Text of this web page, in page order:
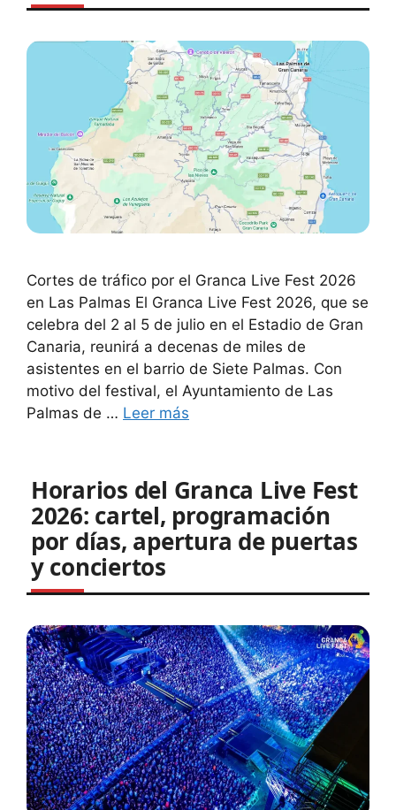
Cortes de tráfico por el Granca Live Fest 2026
en Las Palmas El Granca Live Fest 2026, que se
celebra del 2 al 5 de julio en el Estadio de Gran
Canaria, reunirá a decenas de miles de
asistentes en el barrio de Siete Palmas. Con
motivo del festival, el Ayuntamiento de Las
Palmas de … Leer más
Horarios del Granca Live Fest
2026: cartel, programación
por días, apertura de puertas
y conciertos